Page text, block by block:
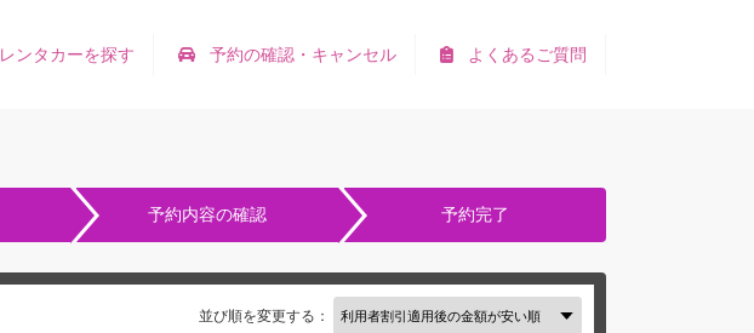
よくあるご質問
予約の確認・キャンセル
レンタカーを探す
予約内容の確認 予約完了
並び順を変更する：